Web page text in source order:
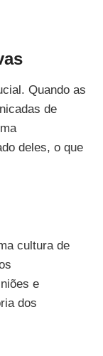
Quando as
de
deles, o que
cultura de
e
dos